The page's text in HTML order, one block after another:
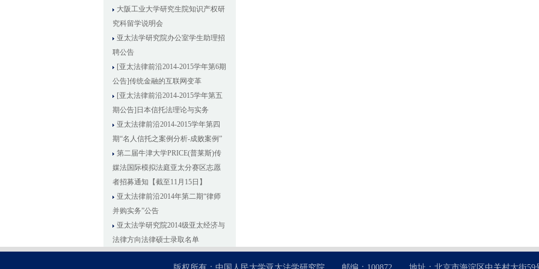
大阪工业大学研究生院知识产权研
究科留学说明会
亚太法学研究院办公室学生助理招
聘公告
[亚太法律前沿2014-2015学年第6期
公告]传统金融的互联网变革
[亚太法律前沿2014-2015学年第五
期公告]日本信托法理论与实务
亚太法律前沿2014-2015学年第四
期“名人信托之案例分析-成败案例”
第二届牛津大学PRICE(普莱斯)传
媒法国际模拟法庭亚太分赛区志愿
者招募通知【截至11月15日】
亚太法律前沿2014年第二期“律师
并购实务”公告
亚太法学研究院2014级亚太经济与
法律方向法律硕士录取名单